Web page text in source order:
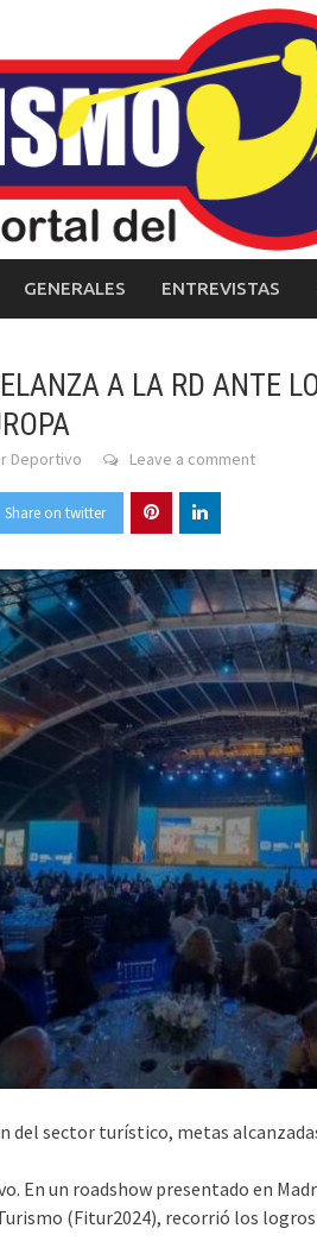
GENERALES ENTREVISTAS
A LA RD ANTE
Deportivo Leave a comment
Share on twitter
del sector turístico, metas
En un roadshow presentado en
(Fitur2024), recorrió los